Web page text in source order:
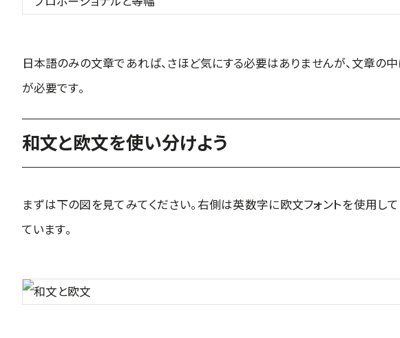
日本語のみの文章であれば、さほど気にする必要はありませんが、文章の
が必要です。
和文と欧文を使い分けよう
まずは下の図を見てみてください。右側は英数字に欧文フォントを使用し
ています。